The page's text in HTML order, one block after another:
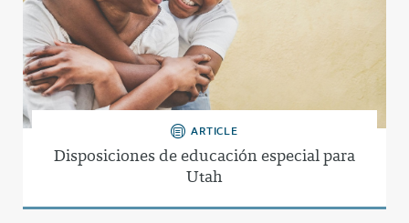
ARTICLE
Disposiciones de educación especial para
Utah